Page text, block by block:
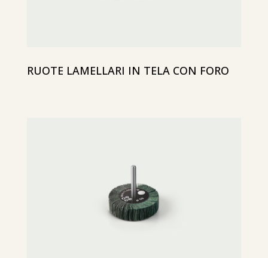
RUOTE LAMELLARI IN TELA CON FORO